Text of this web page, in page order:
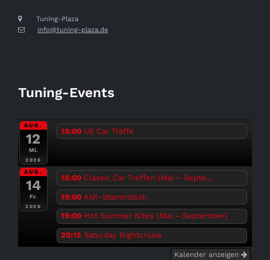
Tuning-Plaza
info@tuning-plaza.de
Tuning-Events
AUG.
12
Mi.
2026
18:00 US Car Träffe
AUG.
14
Fr.
2026
18:00 Classic Car Treffen (Mai – Septe...
19:00 AMI-Stammtisch
19:00 Hot Summer Nites (Mai – September)
20:15 Saturday Nightcruise
Kalender anzeigen